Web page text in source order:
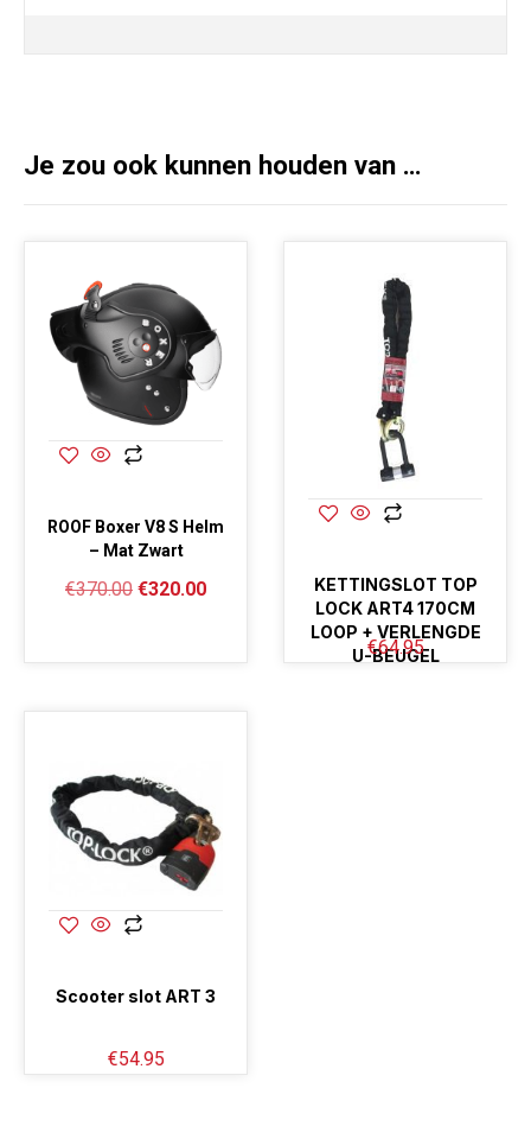
Je zou ook kunnen houden van …
ROOF Boxer V8 S Helm
– Mat Zwart
€370.00 €320.00
KETTINGSLOT TOP
LOCK ART4 170CM
LOOP + VERLENGDE
U-BEUGEL
€64.95
Scooter slot ART 3
€54.95